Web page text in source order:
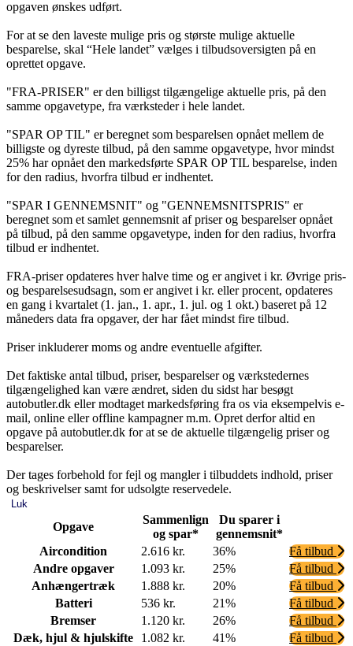
opgaven ønskes udført.
For at se den laveste mulige pris og største mulige aktuelle
besparelse, skal “Hele landet” vælges i tilbudsoversigten på en
oprettet opgave.
"FRA-PRISER" er den billigst tilgængelige aktuelle pris, på den
samme opgavetype, fra værksteder i hele landet.
"SPAR OP TIL" er beregnet som besparelsen opnået mellem de
billigste og dyreste tilbud, på den samme opgavetype, hvor mindst
25% har opnået den markedsførte SPAR OP TIL besparelse, inden
for den radius, hvorfra tilbud er indhentet.
"SPAR I GENNEMSNIT" og "GENNEMSNITSPRIS" er
beregnet som et samlet gennemsnit af priser og besparelser opnået
på tilbud, på den samme opgavetype, inden for den radius, hvorfra
tilbud er indhentet.
FRA-priser opdateres hver halve time og er angivet i kr. Øvrige pris-
og besparelsesudsagn, som er angivet i kr. eller procent, opdateres
en gang i kvartalet (1. jan., 1. apr., 1. jul. og 1 okt.) baseret på 12
måneders data fra opgaver, der har fået mindst fire tilbud.
Priser inkluderer moms og andre eventuelle afgifter.
Det faktiske antal tilbud, priser, besparelser og værkstedernes
tilgængelighed kan være ændret, siden du sidst har besøgt
autobutler.dk eller modtaget markedsføring fra os via eksempelvis e-
mail, online eller offline kampagner m.m. Opret derfor altid en
opgave på autobutler.dk for at se de aktuelle tilgængelig priser og
besparelser.
Der tages forbehold for fejl og mangler i tilbuddets indhold, priser
og beskrivelser samt for udsolgte reservedele.
Luk
Opgave
Sammenlign
og spar*
Du sparer i
gennemsnit*
Aircondition
2.616 kr. 36%
Få tilbud
Andre opgaver
1.093 kr. 25%
Få tilbud
Anhængertræk
1.888 kr. 20%
Få tilbud
Batteri
536 kr. 21%
Få tilbud
Bremser
1.120 kr. 26%
Få tilbud
Dæk, hjul & hjulskifte
1.082 kr. 41%
Få tilbud